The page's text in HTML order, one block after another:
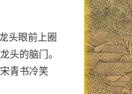
头眼前上圈
头的脑门。
青书冷笑